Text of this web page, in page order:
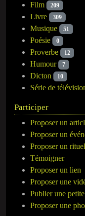
Film 209
Livre 309
Musique 51
Poésie 0
Proverbe 12
Humour 7
Dicton 10
Série de
Participer
Proposer un
Proposer un
Proposer un rituel
Témoigner
Proposer un lien
Proposer une
Publier une
Proposer une